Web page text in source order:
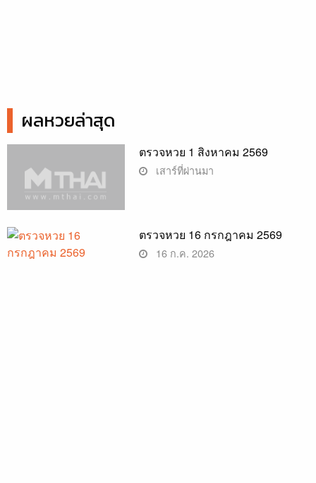
ผลหวยล่าสุด
ตรวจหวย 1 สิงหาคม 2569
เสาร์ที่ผ่านมา
ตรวจหวย 16 กรกฎาคม 2569
16 ก.ค. 2026